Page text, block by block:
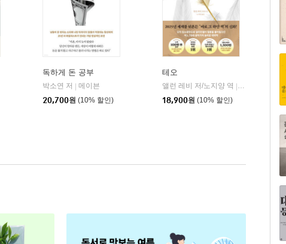
현대지성
독하게 돈 공부
박소연 저
메이븐
20,700원 (10% 할인)
테오
앨런 레비 저/노지양 역
오팬하우스
18,900원 (10% 할인)